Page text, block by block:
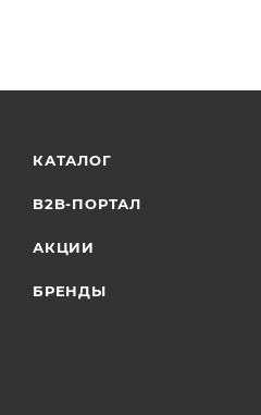
КАТАЛОГ
B2B-ПОРТАЛ
АКЦИИ
БРЕНДЫ